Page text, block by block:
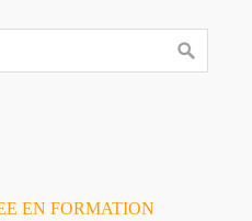
EN FORMATION